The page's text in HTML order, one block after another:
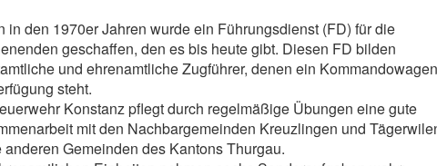
in den 1970er Jahren wurde ein Führungsdienst (FD) für die
geschaffen, den es bis heute gibt. Diesen FD bilden
und ehrenamtliche Zugführer, denen ein Kommandowagen
steht.
Konstanz pflegt durch regelmäßige Übungen eine gute
mit den Nachbargemeinden Kreuzlingen und
anderen Gemeinden des Kantons Thurgau.